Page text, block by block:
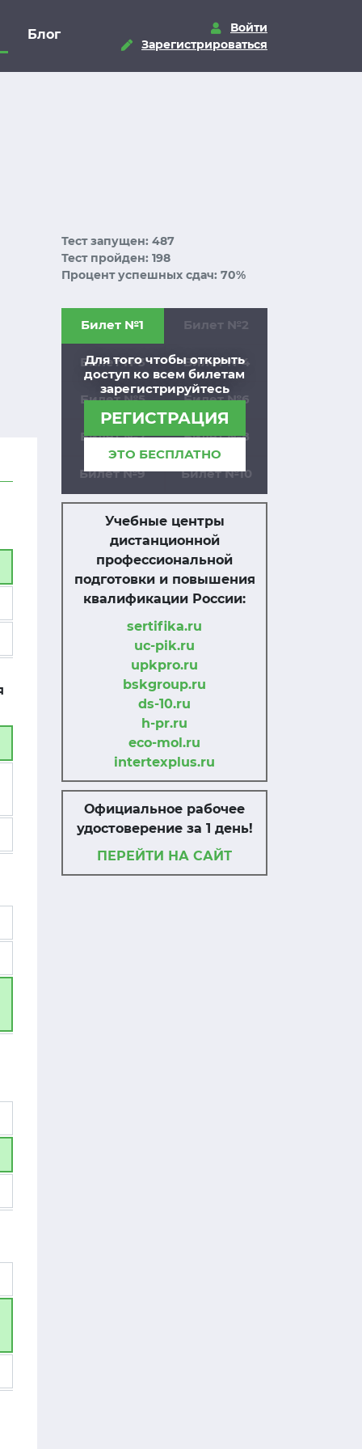
Блог
Войти
Зарегистрироваться
Тест запущен: 487
Тест пройден: 198
Процент успешных сдач: 70%
Для того чтобы открыть
доступ ко всем билетам
зарегистрируйтесь
РЕГИСТРАЦИЯ
ЭТО БЕСПЛАТНО
Билет №1 Билет №2
Билет №3 Билет №4
Билет №5 Билет №6
Билет №7 Билет №8
Билет №9 Билет №10
Учебные центры
дистанционной
профессиональной
подготовки и повышения
квалификации России:
sertifika.ru
uc-pik.ru
upkpro.ru
bskgroup.ru
ds-10.ru
h-pr.ru
eco-mol.ru
intertexplus.ru
Официальное рабочее
удостоверение за 1 день!
ПЕРЕЙТИ НА САЙТ